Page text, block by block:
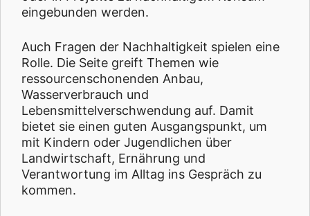
eingebunden werden.
Auch Fragen der Nachhaltigkeit spielen eine
Rolle. Die Seite greift Themen wie
ressourcenschonenden Anbau,
Wasserverbrauch und
Lebensmittelverschwendung auf. Damit
bietet sie einen guten Ausgangspunkt, um
mit Kindern oder Jugendlichen über
Landwirtschaft, Ernährung und
Verantwortung im Alltag ins Gespräch zu
kommen.